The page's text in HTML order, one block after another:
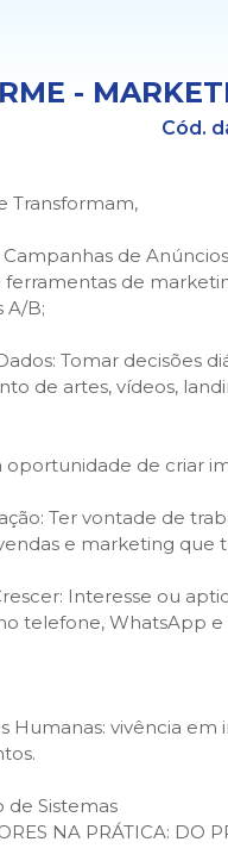
-
Cód.
Transformam,
de
ferramentas de
A/B;
Tomar decisões
de artes, vídeos,
oportunidade de criar
Ter vontade de
e marketing que
Interesse ou
telefone, WhatsApp e
Humanas: vivência
de Sistemas
NA PRÁTICA: DO